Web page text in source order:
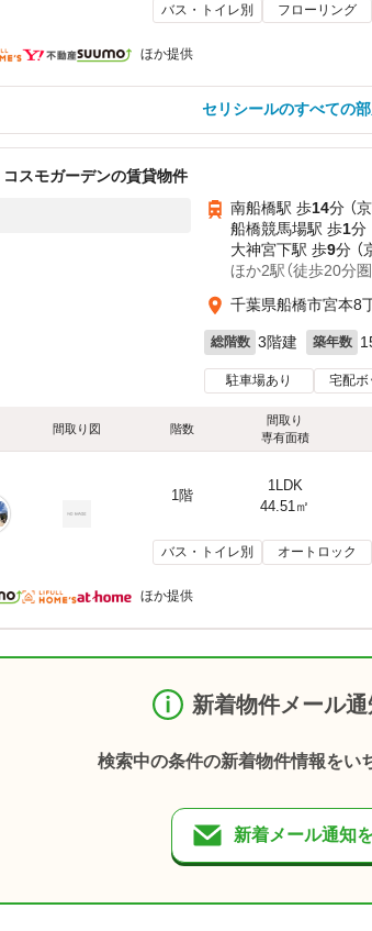
バス・トイレ別 フローリング
ほか提供
セリシールのすべての
コスモガーデンの賃貸物件
南船橋駅 歩14分 （
船橋競馬場駅 歩1分
大神宮下駅 歩9分 （
ほか2駅（徒歩20分圏
千葉県船橋市宮本8
総階数 3階建 築年数
駐車場あり 宅配ボ
間取り図 階数
間取り
専有面積
1階
1LDK
44.51㎡
バス・トイレ別 オートロック
ほか提供
新着物件メール通
検索中の条件の新着物件情報をい
新着メール通知